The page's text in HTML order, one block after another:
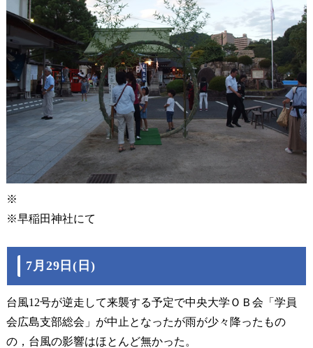
※
※早稲田神社にて
7月29日(日)
台風12号が逆走して来襲する予定で中央大学ＯＢ会「学員
会広島支部総会」が中止となったが雨が少々降ったもの
の，台風の影響はほとんど無かった。